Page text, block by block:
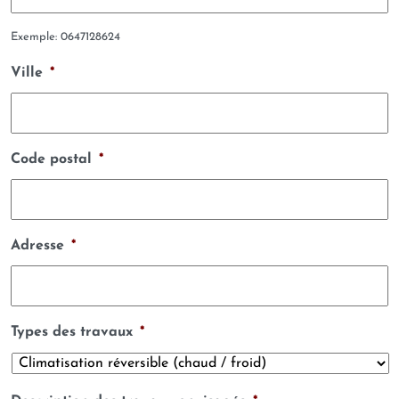
Exemple: 0647128624
Ville *
Code postal *
Adresse *
Types des travaux *